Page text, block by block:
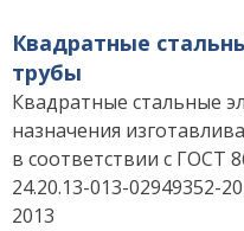
Квадратные
трубы
Квадратные стальные
назначения
в соответствии с ГОСТ
24.20.13-013-02949352-
2013